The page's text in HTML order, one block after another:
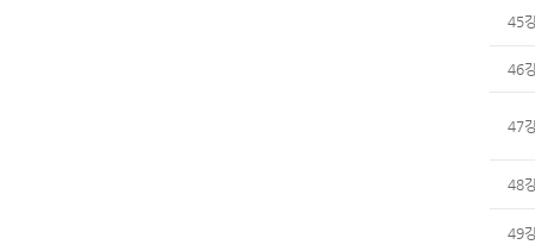
45
46
47
48
49